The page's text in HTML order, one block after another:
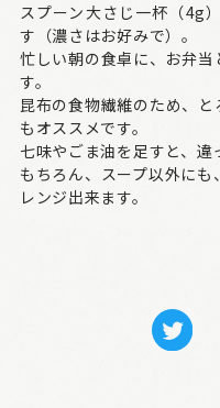
スプーン大さじ一杯（4g
す（濃さはお好みで）。
忙しい朝の食卓に、お弁
す。
昆布の食物繊維のため、
もオススメです。
七味やごま油を足すと、違
もちろん、スープ以外に
レンジ出来ます。